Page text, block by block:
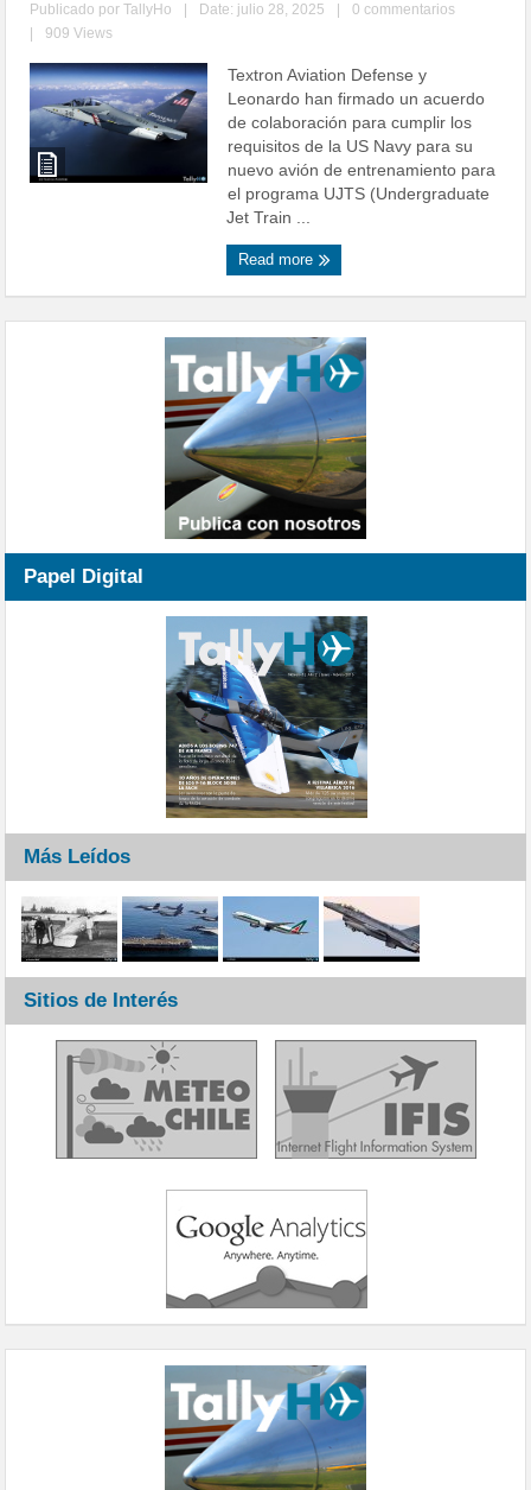
Publicado porTallyHo Date: julio 28, 2025
0 commentarios
909 Views
Textron Aviation Defense y
Leonardo han firmado un acuerdo
de colaboración para cumplir los
requisitos de la US Navy para su
nuevo avión de entrenamiento para
el programa UJTS (Undergraduate
Jet Train ...
Read more
Papel Digital
Más Leídos
Sitios de Interés